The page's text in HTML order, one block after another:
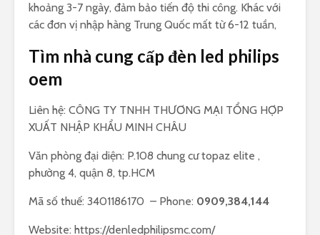
khoảng 3-7 ngày, đảm bảo tiến độ thi công. Khác với
các đơn vị nhập hàng Trung Quốc mất từ 6-12 tuần,
Tìm nhà cung cấp đèn led philips
oem
Liên hệ: CÔNG TY TNHH THƯƠNG MẠI TỔNG HỢP
XUẤT NHẬP KHẨU MINH CHÂU
Văn phòng đại diện: P.108 chung cư topaz elite ,
phường 4, quận 8, tp.HCM
Mã số thuế: 3401186170 – Phone: 0909,384,144
Website: https://denledphilipsmc.com/